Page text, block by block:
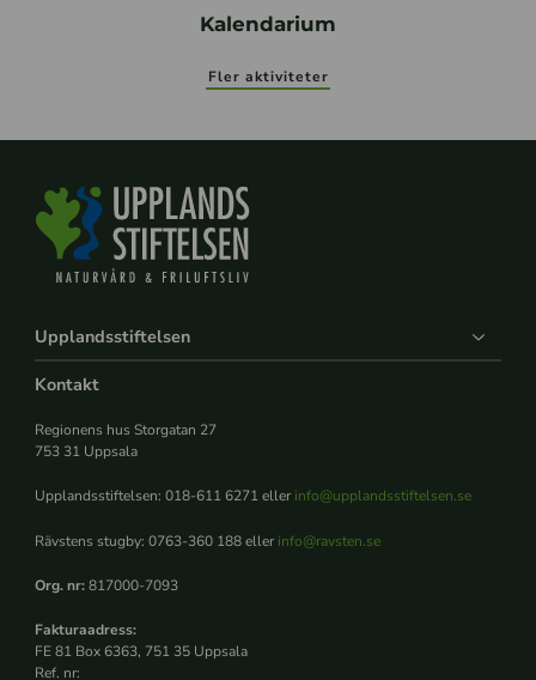
Kalendarium
Fler aktiviteter
Upplandsstiftelsen
Kontakt
Regionens hus Storgatan 27
753 31 Uppsala
Upplandsstiftelsen: 018-611 6271 eller info@upplandsstiftelsen.se
Rävstens stugby: 0763-360 188 eller info@ravsten.se
Org. nr:817000-7093
Fakturaadress:
FE 81 Box 6363, 751 35 Uppsala
Ref. nr: